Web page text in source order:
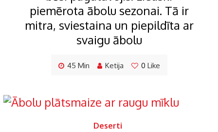
piemērota ābolu sezonai. Tā ir
mitra, sviestaina un piepildīta ar
svaigu ābolu
45 Min Ketija 0 Like
Deserti